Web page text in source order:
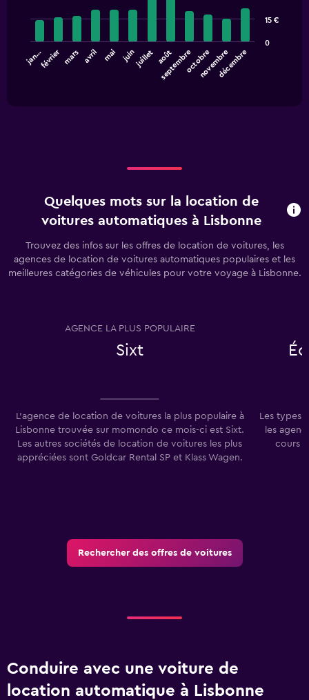
displaying
Range:
0
12
The
chart
1
Y
axis
jan…février mars avril mai juinjuillet août
septembreoctobrenovembredécembre
0
15 €
Quelques mots sur la location de
voitures automatiques à Lisbonne
Trouvez des infos sur les offres de location de voitures, les
agences de location de voitures automatiques populaires et les
meilleures catégories de véhicules pour votre voyage à Lisbonne.
AGENCE LA PLUS POPULAIRE
Sixt
L'agence de location de voitures la plus populaire à
Lisbonne trouvée sur momondo ce mois-ci est Sixt.
Les autres sociétés de location de voitures les plus
appréciées sont Goldcar Rental SP et Klass Wagen.
Les types
les
cours
Rechercher des offres de voitures
Conduire avec une voiture de
location automatique à Lisbonne